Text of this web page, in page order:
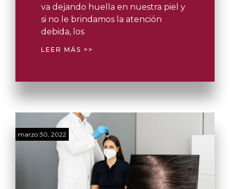
va dejando huella en nuestra piel y
si no le brindamos la atención
debida, los
LEER MÁS >>
marzo 30, 2022